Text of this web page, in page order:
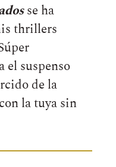
se ha
thrillers
el suspenso
de la
la tuya sin